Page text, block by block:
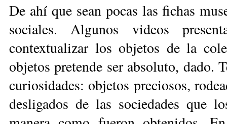
De ahí que sean pocas las fichas
sociales. Algunos videos
contextualizar los objetos de la
objetos pretende ser absoluto, dado.
curiosidades: objetos preciosos,
desligados de las sociedades que